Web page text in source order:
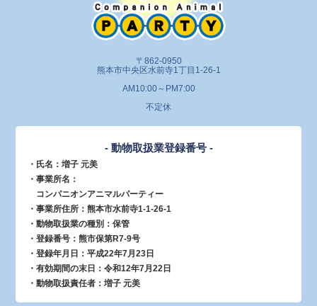
〒862-0950
熊本市中央区水前寺1丁目1-26-1
AM10:00～PM7:00
不定休
- 動物取扱業登録番号 -
・氏名：増子 元美
・事業所名：
コンパニオンアニマルパーティー
・事業所住所：熊本市水前寺1-1-26-1
・動物取扱業の種別：保管
・登録番号：熊市保第R7-9号
・登録年月日：平成22年7月23日
・有効期間の末日：令和12年7月22日
・動物取扱責任者：増子 元美